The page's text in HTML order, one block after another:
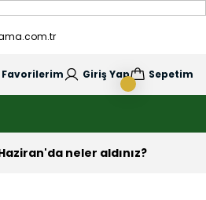
Favorilerim Giriş Yap Sepetim
neler aldınız?